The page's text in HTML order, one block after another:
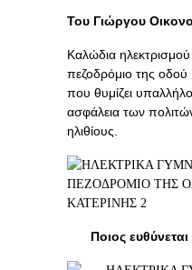
Του Γιώργου
Καλώδια ηλεκτρισμού
πεζοδρόμιο της
που θυμίζει
ασφάλεια των
ηλιθίους.
Ποιος